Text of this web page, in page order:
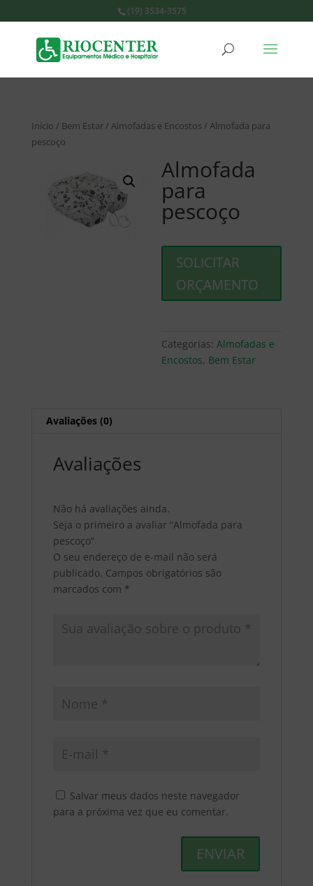
(19) 3534-3575
Início / Bem Estar/ Almofadas e Encostos / Almofada para
pescoço
Almofada
para
pescoço
SOLICITAR
ORÇAMENTO
Categorias:Almofadas e
Encostos, Bem Estar
Avaliações (0)
Avaliações
Não há avaliações ainda.
Seja o primeiro a avaliar “Almofada para
pescoço”
O seu endereço de e-mail não será
publicado. Campos obrigatórios são
marcados com *
Salvar meus dados neste navegador
para a próxima vez que eu comentar.